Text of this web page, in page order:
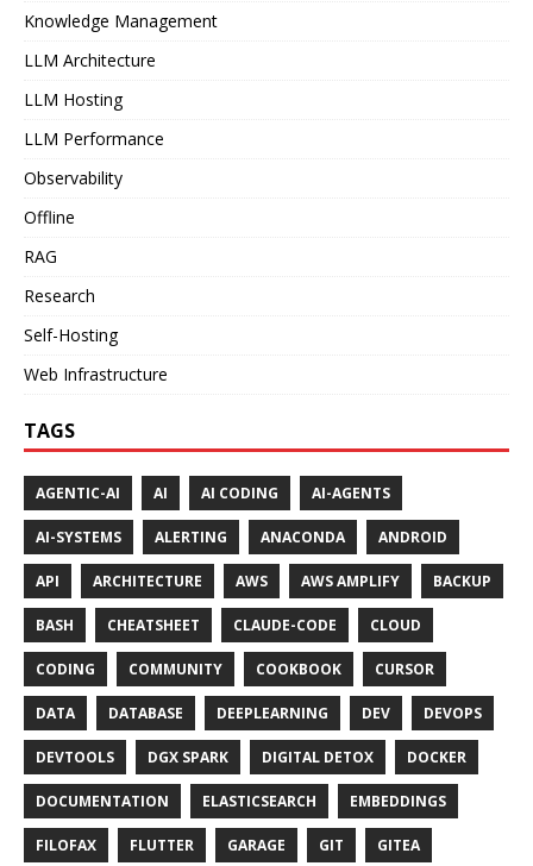
Knowledge Management
LLM Architecture
LLM Hosting
LLM Performance
Observability
Offline
RAG
Research
Self-Hosting
Web Infrastructure
TAGS
AGENTIC-AI AI AI CODING AI-AGENTS
AI-SYSTEMS ALERTING ANACONDA ANDROID
API ARCHITECTURE AWS AWS AMPLIFY BACKUP
BASH CHEATSHEET CLAUDE-CODE CLOUD
CODING COMMUNITY COOKBOOK CURSOR
DATA DATABASE DEEPLEARNING DEV DEVOPS
DEVTOOLS DGX SPARK DIGITAL DETOX DOCKER
DOCUMENTATION ELASTICSEARCH EMBEDDINGS
FILOFAX FLUTTER GARAGE GIT GITEA